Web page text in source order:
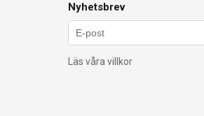
Nyhetsbrev
Läs våra villkor